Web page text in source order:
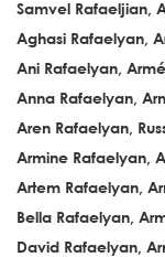
Samvel Rafaeljian,
Aghasi Rafaelyan,
Ani Rafaelyan,
Anna Rafaelyan,
Aren Rafaelyan,
Armine Rafaelyan,
Artem Rafaelyan,
Bella Rafaelyan,
David Rafaelyan,